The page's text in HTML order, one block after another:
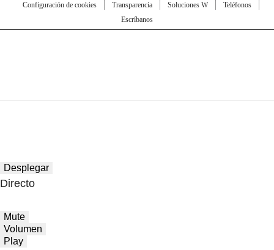
Configuración de cookies
Transparencia Soluciones W
Teléfonos
Escríbanos
Desplegar
Directo
Mute
Volumen
Play